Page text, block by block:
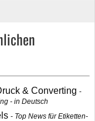
& Converting
- in Deutsch
Top News für Etiketten-